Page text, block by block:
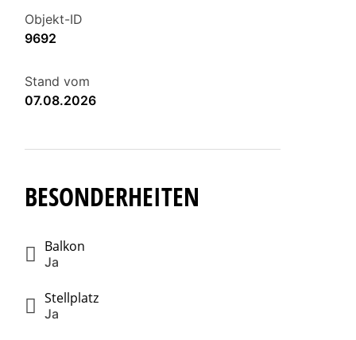
Objekt-ID
9692
Stand vom
07.08.2026
BESONDERHEITEN
Balkon
Ja
Stellplatz
Ja